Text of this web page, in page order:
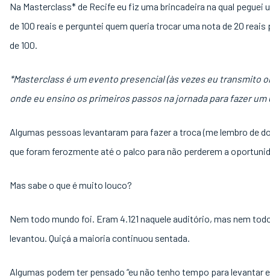
Na Masterclass* de Recife eu fiz uma brincadeira na qual peguei
de 100 reais e perguntei quem queria trocar uma nota de 20 reais
de 100.
*Masterclass é um evento presencial (às vezes eu transmito
onde eu ensino os primeiros passos na jornada para fazer um
Algumas pessoas levantaram para fazer a troca (me lembro de
que foram ferozmente até o palco para não perderem a
Mas sabe o que é muito louco?
Nem todo mundo foi. Eram 4.121 naquele auditório, mas nem
levantou. Quiçá a maioria continuou sentada.
Algumas podem ter pensado “eu não tenho tempo para levantar e